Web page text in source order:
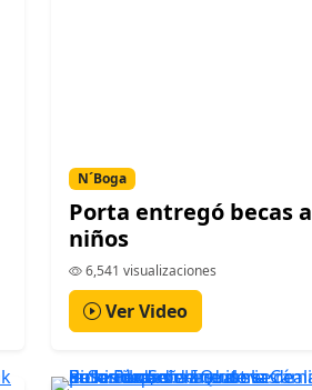
N´Boga
Porta entregó becas a
niños
6,541 visualizaciones
Ver Video